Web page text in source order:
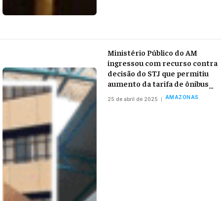
Ministério Público do AM
ingressou com recurso contra
decisão do STJ que permitiu
aumento da tarifa de ônibus
para R$ 6 em Manaus
25 de abril de 2025 AMAZONAS